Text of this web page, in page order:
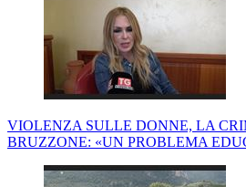
VIOLENZA SULLE DONNE, LA
BRUZZONE: «UN PROBLEMA